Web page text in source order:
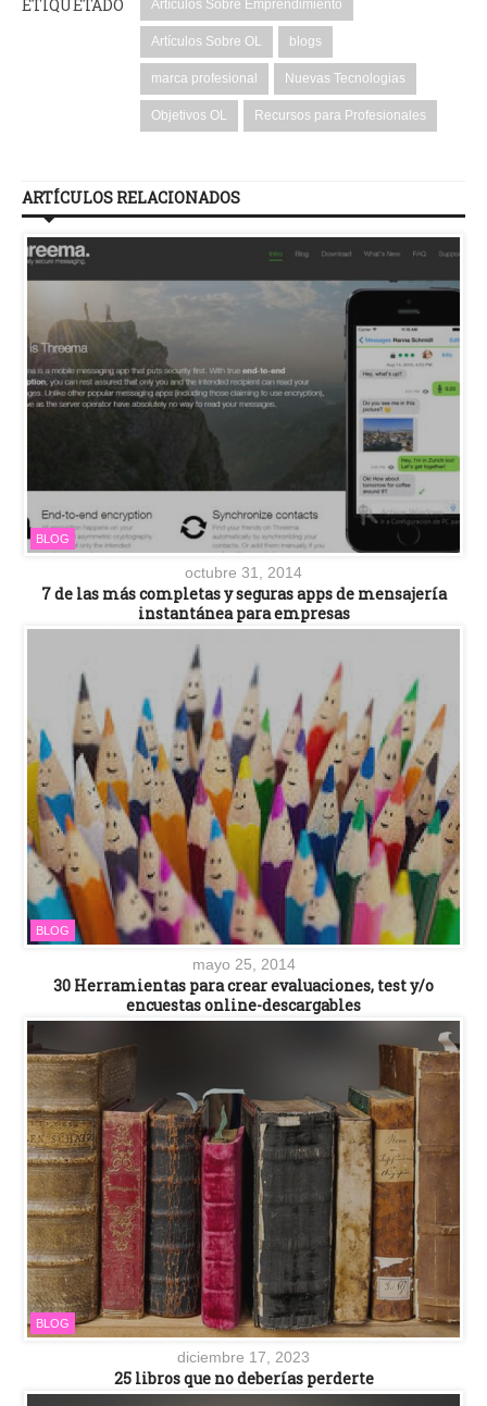
ETIQUETADO Artículos Sobre Emprendimiento
Artículos Sobre OL blogs
marca profesional Nuevas Tecnologias
Objetivos OL Recursos para Profesionales
ARTÍCULOS RELACIONADOS
BLOG
octubre 31, 2014
7 de las más completas y seguras apps de mensajería
instantánea para empresas
BLOG
mayo 25, 2014
30 Herramientas para crear evaluaciones, test y/o
encuestas online-descargables
BLOG
diciembre 17, 2023
25 libros que no deberías perderte